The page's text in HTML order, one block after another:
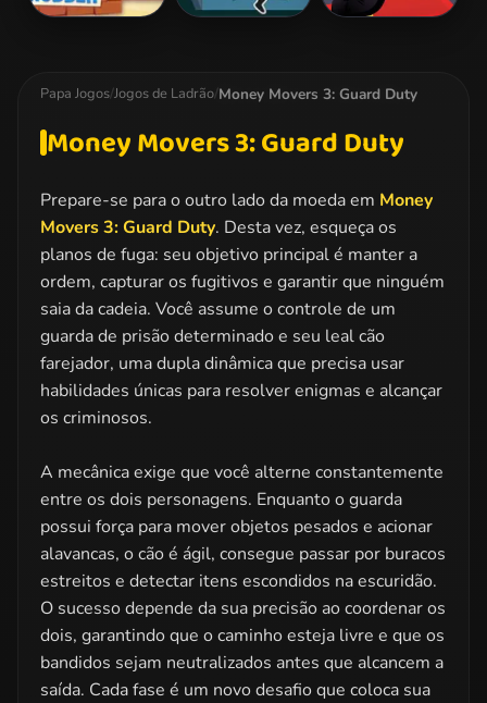
Papa Jogos/Jogos de Ladrão/Money Movers 3: Guard Duty
Money Movers 3: Guard Duty
Prepare-se para o outro lado da moeda em Money
Movers 3: Guard Duty. Desta vez, esqueça os
planos de fuga: seu objetivo principal é manter a
ordem, capturar os fugitivos e garantir que ninguém
saia da cadeia. Você assume o controle de um
guarda de prisão determinado e seu leal cão
farejador, uma dupla dinâmica que precisa usar
habilidades únicas para resolver enigmas e alcançar
os criminosos.
A mecânica exige que você alterne constantemente
entre os dois personagens. Enquanto o guarda
possui força para mover objetos pesados e acionar
alavancas, o cão é ágil, consegue passar por buracos
estreitos e detectar itens escondidos na escuridão.
O sucesso depende da sua precisão ao coordenar os
dois, garantindo que o caminho esteja livre e que os
bandidos sejam neutralizados antes que alcancem a
saída. Cada fase é um novo desafio que coloca sua